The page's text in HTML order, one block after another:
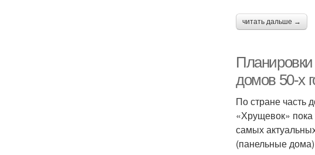
читать дальше →
домов 50-х
По стране часть
«Хрущевок» пока
самых
(панельные